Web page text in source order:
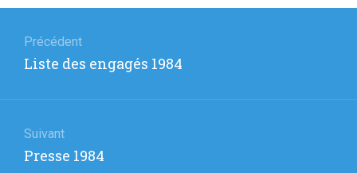
de
l’article
Précédent
Article
Liste des engagés 1984
Suivant
Article
Presse 1984